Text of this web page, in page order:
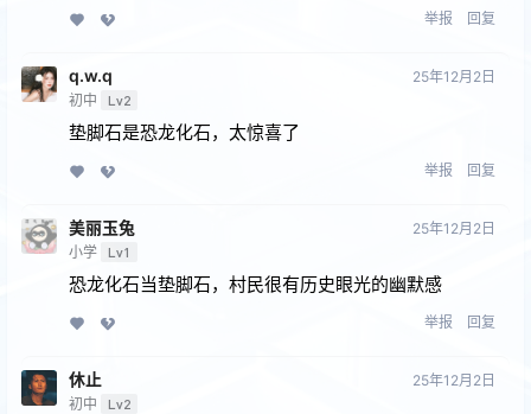
举报 回复
q.w.q
初中 Lv2
25年12月2日
垫脚石是恐龙化石，太惊喜了
举报 回复
美丽玉兔
小学 Lv1
25年12月2日
恐龙化石当垫脚石，村民很有历史眼光的幽默感
举报 回复
休止
初中 Lv2
25年12月2日